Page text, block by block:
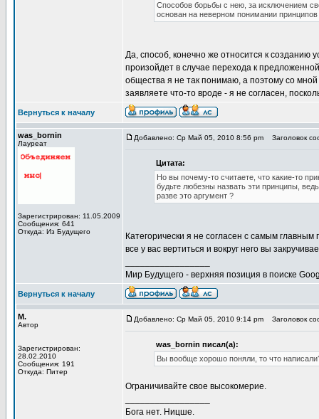
Способов борьбы с нею, за исключением
основан на неверном понимании
Да, способ, конечно же относится к созданию
произойдет в случае перехода к
общества я не так понимаю, а поэтому со
заявляете что-то вроде - я не согласен,
Вернуться к началу
was_bornin
Лауреат
Зарегистрирован: 11.05.2009
Сообщения: 641
Откуда: Из Будущего
Добавлено: Ср Май 05, 2010 8:56 pm Заголовок
Цитата:
Но вы почему-то считаете, что какие-то
будьте любезны назвать эти принципы,
разве это аргумент ?
Категорически я не согласен с самым
все у вас вертиться и вокруг него вы
Мир Будущего - верхняя позиция в поиске
Вернуться к началу
М.
Автор
Зарегистрирован:
28.02.2010
Сообщения: 191
Откуда: Питер
Добавлено: Ср Май 05, 2010 9:14 pm Заголовок
was_bornin писал(а):
Вы вообще хорошо поняли, то что
Ограничивайте свое высокомерие.
Бога нет. Ницше.